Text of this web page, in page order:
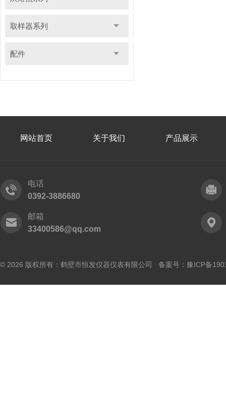
取样器系列
配件
网站首页 关于我们 产品展示
电话
0392-3886680
邮箱
33400586@qq.com
© 2026 版权所有：鹤壁市恒发仪器仪表有限公司 备案号： 豫ICP备